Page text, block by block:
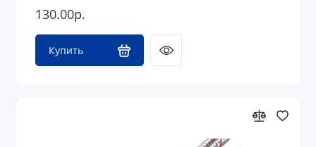
130.00р.
Купить